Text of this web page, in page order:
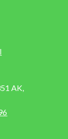
AK,